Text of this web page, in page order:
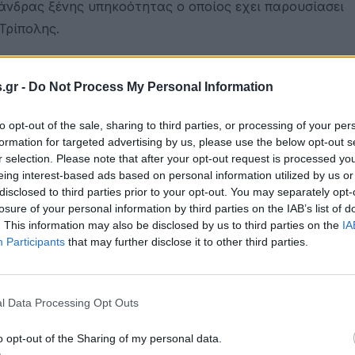
- Do Not Process My Personal Information
opt-out of the sale, sharing to third parties, or processing of your
for targeted advertising by us, please use the below opt-out
selection. Please note that after your opt-out request is processed
interest-based ads based on personal information utilized by us
to third parties prior to your opt-out. You may separately
of your personal information by third parties on the IAB’s list of
This information may also be disclosed by us to third parties on the
Participants that may further disclose it to other third parties.
Data Processing Opt Outs
opt-out of the Sharing of my personal data.
ξένης υπηκοότητας ο οποίος εχει παρουσίασει
ώρες στη Λαμία.
στις Ηνωμένες Πολιτείες και νοσηλεύεται στη
στον ιό βρέθηκαν η κόρη του η οποία επίσης
σε θάλαμο αρνητικής πίεσης. Οι αρχές
κρούσματα, δύο εκ των οποίων είναι ζευγάρι
καθώς έσπασαν την καραντίνα αφού επέστρεψαν
της Κοζάνης, από την Πρέβεζα, καθώς και δύο
Ο 57χρονος είναι υπάλληλος Τεχνικών